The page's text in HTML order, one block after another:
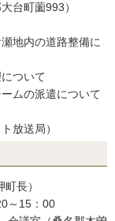
台町薗993）
地内の道路整備に
ついて
ムの派遣について
放送局）
長）
～15：00